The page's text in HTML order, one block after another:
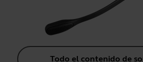
Todo el contenido de